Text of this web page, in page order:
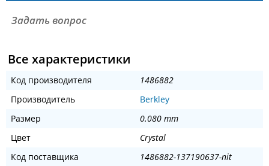
Задать вопрос
Все характеристики
Код производителя
1486882
Производитель
Berkley
Размер
0.080 mm
Цвет
Crystal
Код поставщика
1486882-137190637-nit